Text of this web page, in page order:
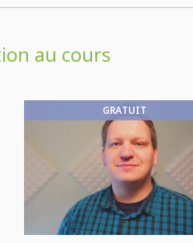
au cours
GRATUIT